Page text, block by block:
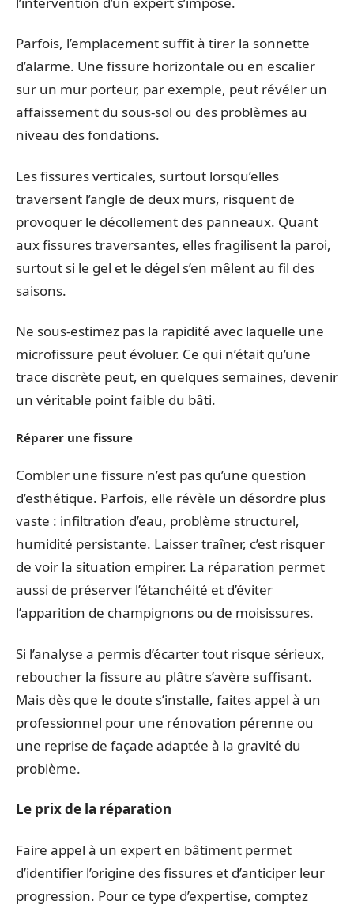
Parfois, l’emplacement suffit à tirer la sonnette
d’alarme. Une fissure horizontale ou en escalier
sur un mur porteur, par exemple, peut révéler un
affaissement du sous-sol ou des problèmes au
niveau des fondations.
Les fissures verticales, surtout lorsqu’elles
traversent l’angle de deux murs, risquent de
provoquer le décollement des panneaux. Quant
aux fissures traversantes, elles fragilisent la paroi,
surtout si le gel et le dégel s’en mêlent au fil des
saisons.
Ne sous-estimez pas la rapidité avec laquelle une
microfissure peut évoluer. Ce qui n’était qu’une
trace discrète peut, en quelques semaines, devenir
un véritable point faible du bâti.
Réparer une fissure
Combler une fissure n’est pas qu’une question
d’esthétique. Parfois, elle révèle un désordre plus
vaste : infiltration d’eau, problème structurel,
humidité persistante. Laisser traîner, c’est risquer
de voir la situation empirer. La réparation permet
aussi de préserver l’étanchéité et d’éviter
l’apparition de champignons ou de moisissures.
Si l’analyse a permis d’écarter tout risque sérieux,
reboucher la fissure au plâtre s’avère suffisant.
Mais dès que le doute s’installe, faites appel à un
professionnel pour une rénovation pérenne ou
une reprise de façade adaptée à la gravité du
problème.
Le prix de la réparation
Faire appel à un expert en bâtiment permet
d’identifier l’origine des fissures et d’anticiper leur
progression. Pour ce type d’expertise, comptez